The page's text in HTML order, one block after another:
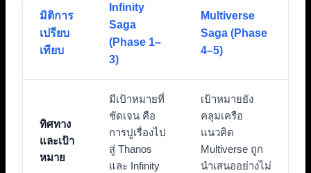
มิติการ
เปรียบ
เทียบ
Infinity
Saga
(Phase 1–
3)
Multiverse
Saga (Phase
4–5)
ทิศทาง
และเป้า
หมาย
มีเป้าหมายที่
ชัดเจน คือ
การปูเรื่องไป
สู่ Thanos
และ Infinity
เป้าหมายยัง
คลุมเครือ
แนวคิด
Multiverse ถูก
นำเสนออย่างไม่